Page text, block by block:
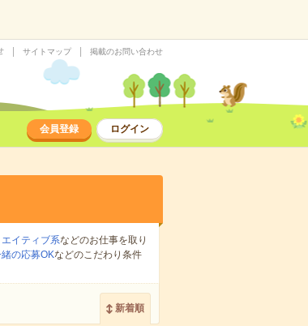
サイトマップ 掲載のお問い合わせ
会員登録 ログイン
エイティブ系などのお仕事を取り
の応募OKなどのこだわり条件
新着順